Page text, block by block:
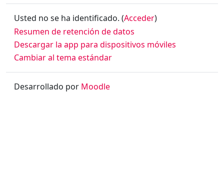
Usted no se ha identificado. (Acceder)
Resumen de retención de datos
Descargar la app para dispositivos móviles
Cambiar al tema estándar
Desarrollado por Moodle